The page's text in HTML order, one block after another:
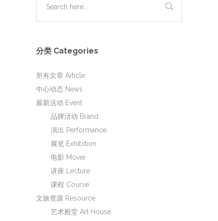
分类 Categories
所有文章 Article
中心动态 News
最新活动 Event
品牌活动 Brand
演出 Performance
展览 Exhibition
电影 Movie
讲座 Lecture
课程 Course
文旅资源 Resource
艺术殿堂 Art House